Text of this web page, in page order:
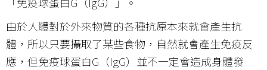
由於人體對於外來物質的各種抗原本來就會產生抗
體，所以只要攝取了某些食物，自然就會產生免疫反
應，但免疫球蛋白G（IgG）並不一定會造成身體發